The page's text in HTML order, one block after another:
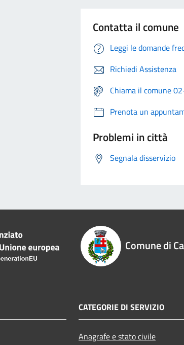
Contatta il comune
Leggi le domande
Richiedi Assistenza
Chiama il comune
Prenota un
Problemi in città
Segnala disservizio
Comune di
CATEGORIE DI SERVIZIO
Anagrafe e stato civile